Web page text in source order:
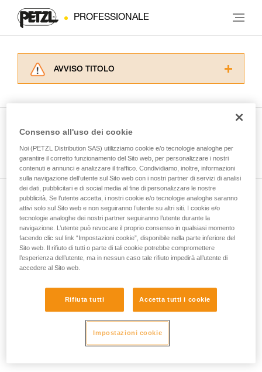
PROFESSIONALE
AVVISO TITOLO
La padronanza di queste tecniche richiede una
formazione ed un addestramento specifico.
Verificate con un professionista la vostra
capacità di rifare la manovra, da soli, in piena
sicurezza, prima di riprodurla autonomamente.
Forniamo esempi di tecniche relative alla vostra
attività. Ne possono esistere altre che non
vengono qui descritte.
Guarda tutti i consigli tecnici
Iscriviti alla newsletter
e rimani connesso alle nostre novità
E-mail *
Unisciti alla community!
Consenso all'uso dei cookie
Noi (PETZL Distribution SAS) utilizziamo cookie e/o tecnologie analoghe per
garantire il corretto funzionamento del Sito web, per personalizzare i nostri
contenuti e annunci e analizzare il traffico. Condividiamo, inoltre, informazioni
sulla navigazione dell’utente sul Sito web con i nostri partner di servizi di analisi
dei dati, pubblicitari e di social media al fine di personalizzare le nostre
pubblicità. Se l’utente accetta, i nostri cookie e/o tecnologie analoghe saranno
attivi solo sul Sito web e non seguiranno l’utente su altri siti. I cookie e/o
tecnologie analoghe dei nostri partner seguiranno l’utente durante la
navigazione. L’utente può revocare il proprio consenso in qualsiasi momento
facendo clic sul link “Impostazioni cookie”, disponibile nella parte inferiore del
Sito web. Il rifiuto di tutti o parte di tali cookie potrebbe compromettere
l’esperienza dell’utente, ma in nessun caso tale rifiuto impedirà all’utente di
accedere al Sito web.
Rifiuta tutti Accetta tutti i cookie
Impostazioni cookie